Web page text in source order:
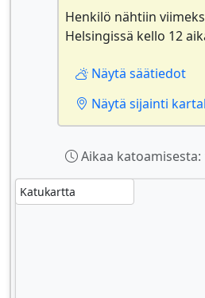
Henkilö nähtiin
Helsingissä kello 12
Näytä säätiedot
Näytä sijainti
Aikaa katoamisesta: